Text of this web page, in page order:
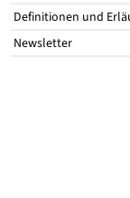
Definitionen und
Newsletter